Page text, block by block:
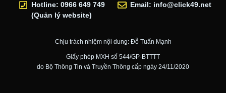
Hotline: 0966 649 749
(Quản lý website)
Email: info@click49.net
Chịu trách nhiệm nội dung: Đỗ Tuấn Mạnh
Giấy phép MXH số 544/GP-BTTTT
do Bộ Thông Tin và Truyền Thông cấp ngày 24/11/2020